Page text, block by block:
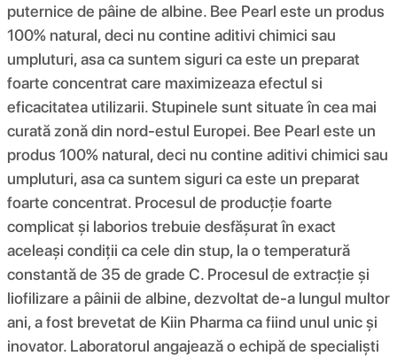
puternice de pâine de albine. Bee Pearl este un produs
100% natural, deci nu contine aditivi chimici sau
umpluturi, asa ca suntem siguri ca este un preparat
foarte concentrat care maximizeaza efectul si
eficacitatea utilizarii. Stupinele sunt situate în cea mai
curată zonă din nord-estul Europei. Bee Pearl este un
produs 100% natural, deci nu contine aditivi chimici sau
umpluturi, asa ca suntem siguri ca este un preparat
foarte concentrat. Procesul de producție foarte
complicat și laborios trebuie desfășurat în exact
aceleași condiții ca cele din stup, la o temperatură
constantă de 35 de grade C. Procesul de extracție și
liofilizare a pâinii de albine, dezvoltat de-a lungul multor
ani, a fost brevetat de Kiin Pharma ca fiind unul unic și
inovator. Laboratorul angajează o echipă de specialiști